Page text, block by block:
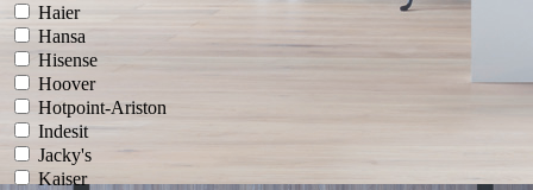
Haier
Hansa
Hisense
Hoover
Hotpoint-Ariston
Indesit
Jacky's
Kaiser